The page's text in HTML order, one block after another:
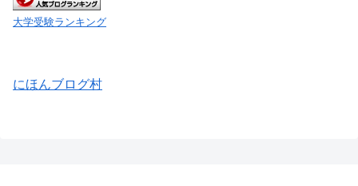
大学受験ランキング
にほんブログ村